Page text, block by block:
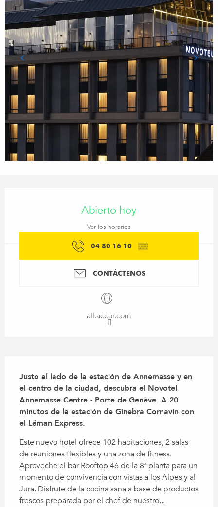
Abierto hoy
Ver los horarios
04 80 16 10 ▒▒
CONTÁCTENOS
all.accor.com
Justo al lado de la estación de Annemasse y en
el centro de la ciudad, descubra el Novotel
Annemasse Centre - Porte de Genève. A 20
minutos de la estación de Ginebra Cornavin con
el Léman Express.
Este nuevo hotel ofrece 102 habitaciones, 2 salas
de reuniones flexibles y una zona de fitness.
Aproveche el bar Rooftop 46 de la 8ª planta para un
momento de convivencia con vistas a los Alpes y al
Jura. Disfrute de la cocina sana a base de productos
frescos preparada por el chef de nuestro...